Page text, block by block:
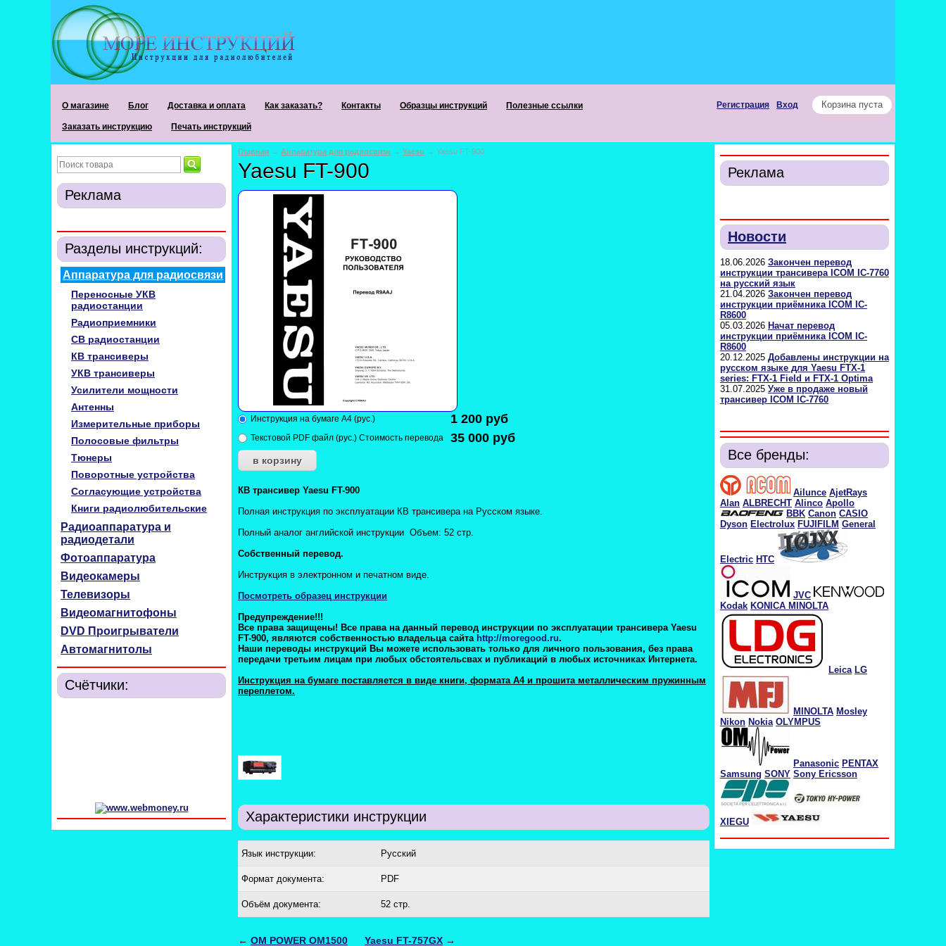
О магазине Блог Доставка и оплата Как заказать? Контакты Образцы инструкций Полезные ссылки
Заказать инструкцию Печать инструкций
Корзина пуста
Регистрация Вход
Реклама
Разделы инструкций:
Аппаратура для радиосвязи
Переносные УКВ
радиостанции
Радиоприемники
CB радиостанции
КВ трансиверы
УКВ трансиверы
Усилители мощности
Антенны
Измерительные приборы
Полосовые фильтры
Тюнеры
Поворотные устройства
Согласующие устройства
Книги радиолюбительские
Радиоаппаратура и
радиодетали
Фотоаппаратура
Видеокамеры
Телевизоры
Видеомагнитофоны
DVD Проигрыватели
Автомагнитолы
Счётчики:
Реклама
Новости
18.06.2026 Закончен перевод
инструкции трансивера ICOM IC-7760
на русский язык
21.04.2026 Закончен перевод
инструкции приёмника ICOM IC-
R8600
05.03.2026 Начат перевод
инструкции приёмника ICOM IC-
R8600
20.12.2025 Добавлены инструкции на
русском языке для Yaesu FTX-1
series: FTX-1 Field и FTX-1 Optima
31.07.2025 Уже в продаже новый
трансивер ICOM IC-7760
Все бренды:
Ailunce AjetRays
Alan ALBRECHT Alinco Apollo
BBK Canon CASIO
Dyson Electrolux FUJIFILM General
Electric HTC
JVC
Kodak KONICA MINOLTA
Leica LG
MINOLTA Mosley
Nikon Nokia OLYMPUS
Panasonic PENTAX
Samsung SONY Sony Ericsson
XIEGU
Главная → Аппаратура для радиосвязи → Yaesu → Yaesu FT-900
Yaesu FT-900
Инструкция на бумаге А4 (рус.) 1 200 руб
Текстовой PDF файл (рус.) Стоимость перевода 35 000 руб
КВ трансивер Yaesu FT-900
Полная инструкция по эксплуатации КВ трансивера на Русском языке.
Полный аналог английской инструкции Объем: 52 стр.
Собственный перевод.
Инструкция в электронном и печатном виде.
Посмотреть образец инструкции
Предупреждение!!!
Все права защищены! Все права на данный перевод инструкции по эксплуатации трансивера Yaesu
FT-900, являются собственностью владельца сайта http://moregood.ru.
Наши переводы инструкций Вы можете использовать только для личного пользования, без права
передачи третьим лицам при любых обстоятельсвах и публикаций в любых источниках Интернета.
Инструкция на бумаге поставляется в виде книги, формата А4 и прошита металлическим пружинным
переплетом.
Характеристики инструкции
Язык инструкции: Русский
Формат документа: PDF
Объём документа: 52 стр.
← OM POWER OM1500 Yaesu FT-757GX →